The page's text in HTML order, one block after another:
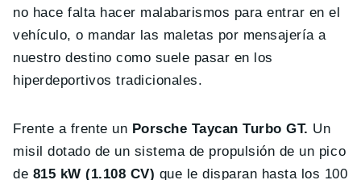
no hace falta hacer malabarismos para entrar en el
vehículo, o mandar las maletas por mensajería a
nuestro destino como suele pasar en los
hiperdeportivos tradicionales.
Frente a frente un Porsche Taycan Turbo GT. Un
misil dotado de un sistema de propulsión de un pico
de 815 kW (1.108 CV) que le disparan hasta los 100